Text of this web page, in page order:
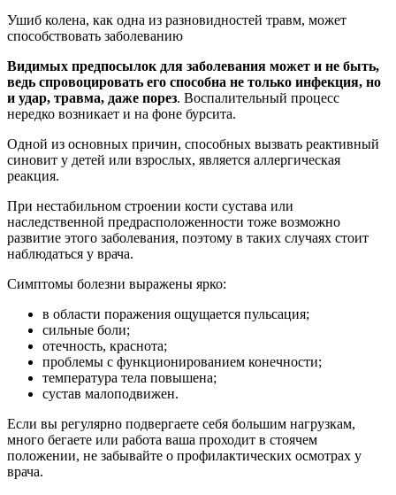
Ушиб колена, как одна из разновидностей травм, может
способствовать заболеванию
Видимых предпосылок для заболевания может и не быть,
ведь спровоцировать его способна не только инфекция, но
и удар, травма, даже порез. Воспалительный процесс
нередко возникает и на фоне бурсита.
Одной из основных причин, способных вызвать реактивный
синовит у детей или взрослых, является аллергическая
реакция.
При нестабильном строении кости сустава или
наследственной предрасположенности тоже возможно
развитие этого заболевания, поэтому в таких случаях стоит
наблюдаться у врача.
Симптомы болезни выражены ярко:
в области поражения ощущается пульсация;
сильные боли;
отечность, краснота;
проблемы с функционированием конечности;
температура тела повышена;
сустав малоподвижен.
Если вы регулярно подвергаете себя большим нагрузкам,
много бегаете или работа ваша проходит в стоячем
положении, не забывайте о профилактических осмотрах у
врача.